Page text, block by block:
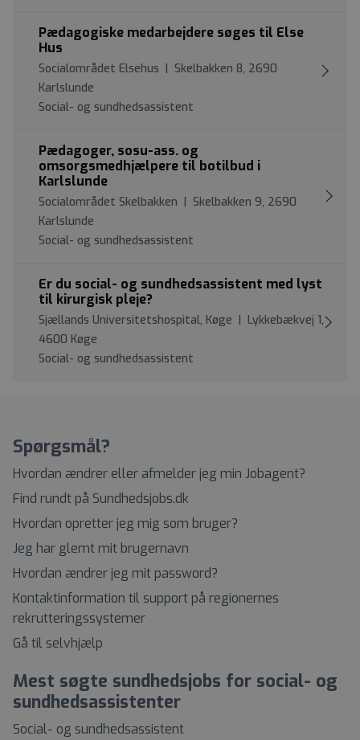
Pædagogiske medarbejdere søges til Else
Hus
Socialområdet Elsehus | Skelbakken 8, 2690
Karlslunde
Social- og sundhedsassistent
Pædagoger, sosu-ass. og
omsorgsmedhjælpere til botilbud i
Karlslunde
Socialområdet Skelbakken | Skelbakken 9, 2690
Karlslunde
Social- og sundhedsassistent
Er du social- og sundhedsassistent med lyst
til kirurgisk pleje?
Sjællands Universitetshospital, Køge | Lykkebækvej 1,
4600 Køge
Social- og sundhedsassistent
Spørgsmål?
Hvordan ændrer eller afmelder jeg min Jobagent?
Find rundt på Sundhedsjobs.dk
Hvordan opretter jeg mig som bruger?
Jeg har glemt mit brugernavn
Hvordan ændrer jeg mit password?
Kontaktinformation til support på regionernes
rekrutteringssystemer
Gå til selvhjælp
Mest søgte sundhedsjobs for social- og
sundhedsassistenter
Social- og sundhedsassistent